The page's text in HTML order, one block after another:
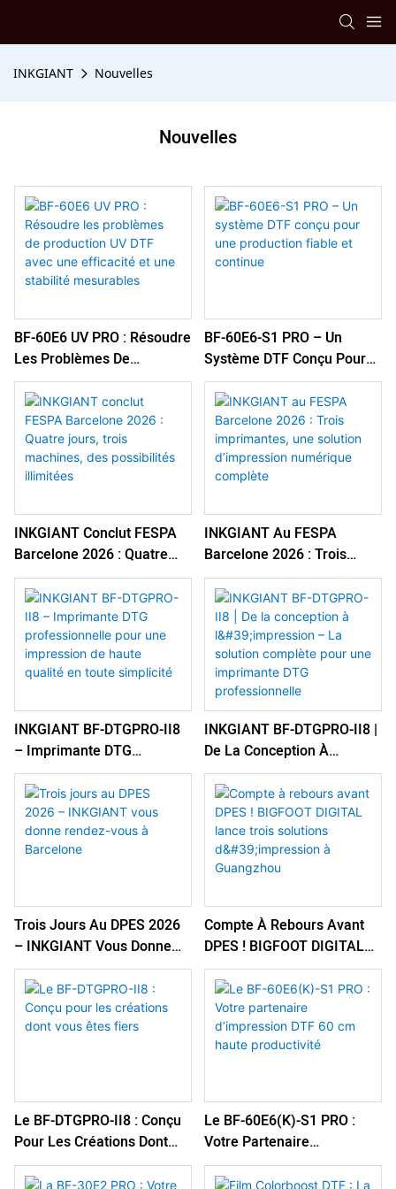
INKGIANT Nouvelles
Nouvelles
BF-60E6 UV PRO : Résoudre
Les Problèmes De
Production UV DTF Avec
Une Efficacité Et Une
Stabilité Mesurables
BF-60E6-S1 PRO – Un
Système DTF Conçu Pour
Une Production Fiable Et
Continue
INKGIANT Conclut FESPA
Barcelone 2026 : Quatre
Jours, Trois Machines, Des
Possibilités Illimitées
INKGIANT Au FESPA
Barcelone 2026 : Trois
Imprimantes, Une Solution
D’impression Numérique
Complète
INKGIANT BF-DTGPRO-II8
– Imprimante DTG
Professionnelle Pour Une
Impression De Haute
Qualité En Toute Simplicité
INKGIANT BF-DTGPRO-II8 |
De La Conception À
L'impression – La Solution
Complète Pour Une
Imprimante DTG
Professionnelle
Trois Jours Au DPES 2026
– INKGIANT Vous Donne
Rendez-Vous À Barcelone
Compte À Rebours Avant
DPES ! BIGFOOT DIGITAL
Lance Trois Solutions
D'impression À Guangzhou
Le BF-DTGPRO-II8 : Conçu
Pour Les Créations Dont
Vous Êtes Fiers
Le BF-60E6(K)-S1 PRO :
Votre Partenaire
D’impression DTF 60 Cm
Haute Productivité